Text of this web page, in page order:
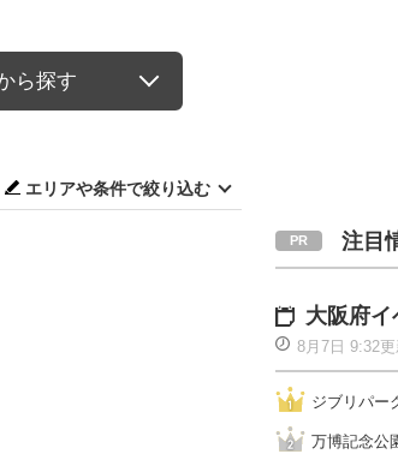
ら探す
エリアや条件で絞り込む
注目
大阪府
8月7日 9:32更
ジブリパー
万博記念公